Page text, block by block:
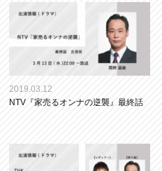
2019.03.12
NTV『家売るオンナの逆襲』最終話